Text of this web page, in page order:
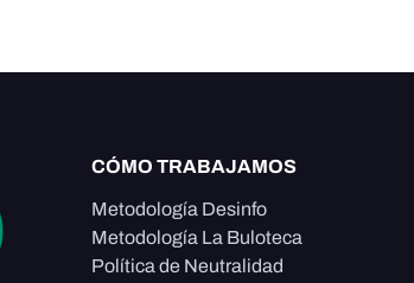
CÓMO TRABAJAMOS
Metodología Desinfo
Metodología La Buloteca
Política de Neutralidad